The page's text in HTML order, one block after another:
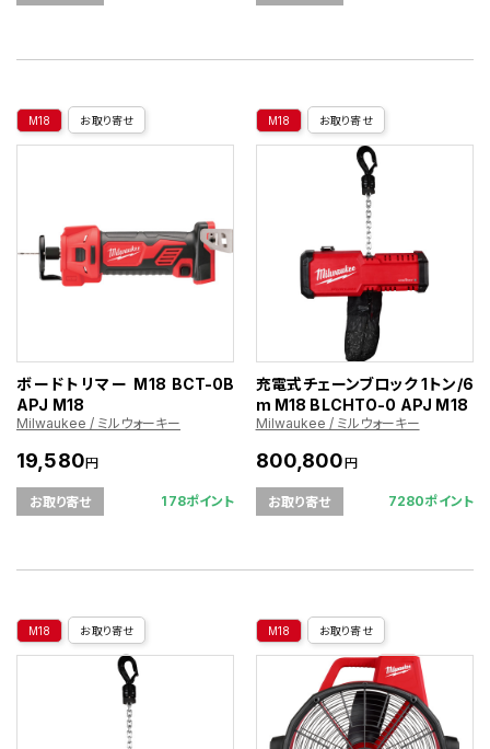
M18 お取り寄せ
ボードトリマー M18 BCT-0B
APJ M18
Milwaukee / ミルウォーキー
19,580円
お取り寄せ 178ポイント
M18 お取り寄せ
充電式チェーンブロック 1トン/6
m M18 BLCHTO-0 APJ M18
Milwaukee / ミルウォーキー
800,800円
お取り寄せ 7280ポイント
M18 お取り寄せ M18 お取り寄せ